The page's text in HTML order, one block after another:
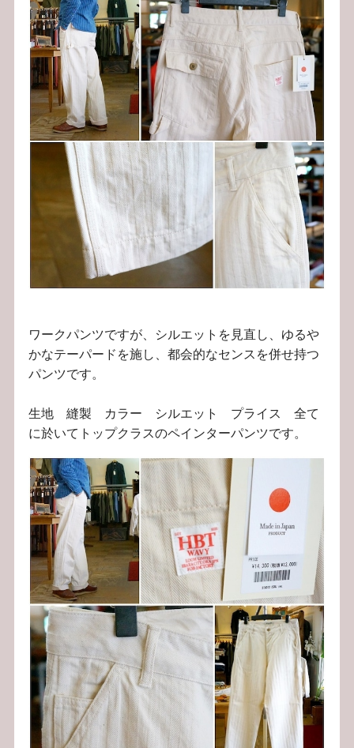
ワークパンツですが、シルエットを見直し、ゆるや
かなテーパードを施し、都会的なセンスを併せ持つ
パンツです。
生地 縫製 カラー シルエット プライス 全て
に於いてトップクラスのペインターパンツです。